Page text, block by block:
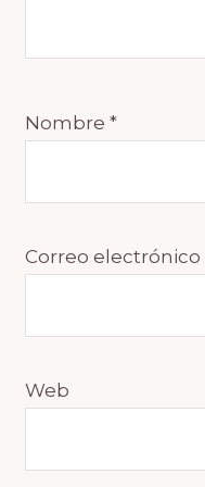
Nombre *
Correo electrónico
Web